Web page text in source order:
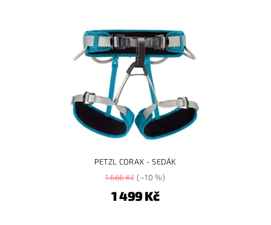
PETZL CORAX - SEDÁK
1 666 Kč(–10 %)
1 499 Kč